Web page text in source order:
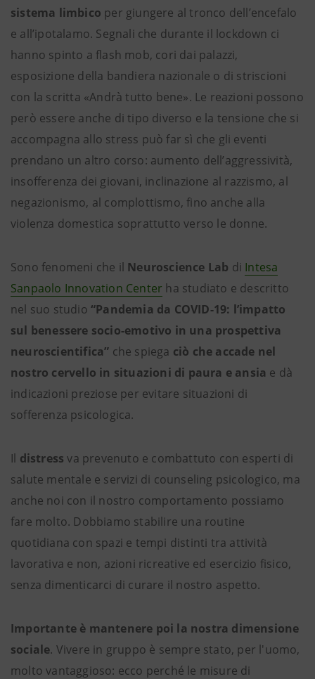
sistema limbico per giungere al tronco dell’encefalo
e all’ipotalamo. Segnali che durante il lockdown ci
hanno spinto a flash mob, cori dai palazzi,
esposizione della bandiera nazionale o di striscioni
con la scritta «Andrà tutto bene». Le reazioni possono
però essere anche di tipo diverso e la tensione che si
accompagna allo stress può far sì che gli eventi
prendano un altro corso: aumento dell’aggressività,
insofferenza dei giovani, inclinazione al razzismo, al
negazionismo, al complottismo, fino anche alla
violenza domestica soprattutto verso le donne.
Sono fenomeni che il Neuroscience Lab di Intesa
Sanpaolo Innovation Center ha studiato e descritto
nel suo studio “Pandemia da COVID-19: l’impatto
sul benessere socio-emotivo in una prospettiva
neuroscientifica” che spiega ciò che accade nel
nostro cervello in situazioni di paura e ansia e dà
indicazioni preziose per evitare situazioni di
sofferenza psicologica.
Il distress va prevenuto e combattuto con esperti di
salute mentale e servizi di counseling psicologico, ma
anche noi con il nostro comportamento possiamo
fare molto. Dobbiamo stabilire una routine
quotidiana con spazi e tempi distinti tra attività
lavorativa e non, azioni ricreative ed esercizio fisico,
senza dimenticarci di curare il nostro aspetto.
Importante è mantenere poi la nostra dimensione
sociale. Vivere in gruppo è sempre stato, per l'uomo,
molto vantaggioso: ecco perché le misure di